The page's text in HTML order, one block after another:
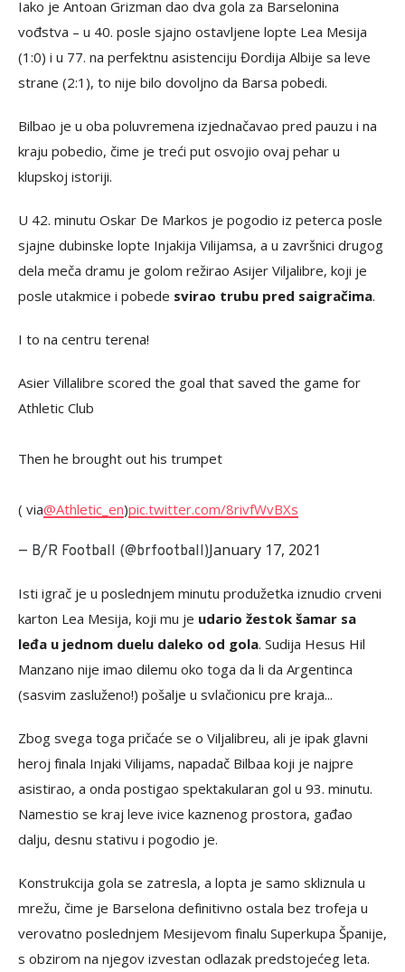
Iako je Antoan Grizman dao dva gola za Barselonina
vođstva – u 40. posle sjajno ostavljene lopte Lea Mesija
(1:0) i u 77. na perfektnu asistenciju Đordija Albije sa leve
strane (2:1), to nije bilo dovoljno da Barsa pobedi.
Bilbao je u oba poluvremena izjednačavao pred pauzu i na
kraju pobedio, čime je treći put osvojio ovaj pehar u
klupskoj istoriji.
U 42. minutu Oskar De Markos je pogodio iz peterca posle
sjajne dubinske lopte Injakija Vilijamsa, a u završnici drugog
dela meča dramu je golom režirao Asijer Viljalibre, koji je
posle utakmice i pobede svirao trubu pred saigračima.
I to na centru terena!
Asier Villalibre scored the goal that saved the game for
Athletic Club
Then he brought out his trumpet
( via@Athletic_en)pic.twitter.com/8rivfWvBXs
— B/R Football (@brfootball)January 17, 2021
Isti igrač je u poslednjem minutu produžetka iznudio crveni
karton Lea Mesija, koji mu je udario žestok šamar sa
leđa u jednom duelu daleko od gola. Sudija Hesus Hil
Manzano nije imao dilemu oko toga da li da Argentinca
(sasvim zasluženo!) pošalje u svlačionicu pre kraja...
Zbog svega toga pričaće se o Viljalibreu, ali je ipak glavni
heroj finala Injaki Vilijams, napadač Bilbaa koji je najpre
asistirao, a onda postigao spektakularan gol u 93. minutu.
Namestio se kraj leve ivice kaznenog prostora, gađao
dalju, desnu stativu i pogodio je.
Konstrukcija gola se zatresla, a lopta je samo skliznula u
mrežu, čime je Barselona definitivno ostala bez trofeja u
verovatno poslednjem Mesijevom finalu Superkupa Španije,
s obzirom na njegov izvestan odlazak predstojećeg leta.